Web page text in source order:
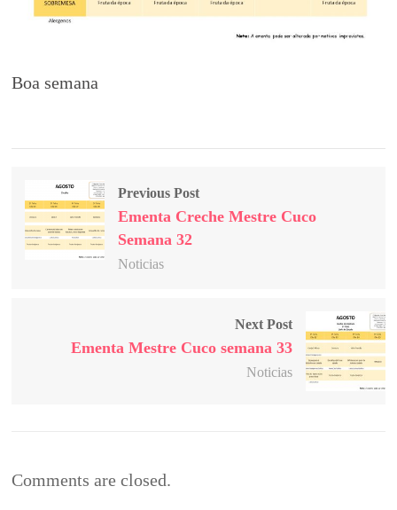
Boa semana
Previous Post
Ementa Creche Mestre Cuco
Semana 32
Noticias
Next Post
Ementa Mestre Cuco semana 33
Noticias
Comments are closed.